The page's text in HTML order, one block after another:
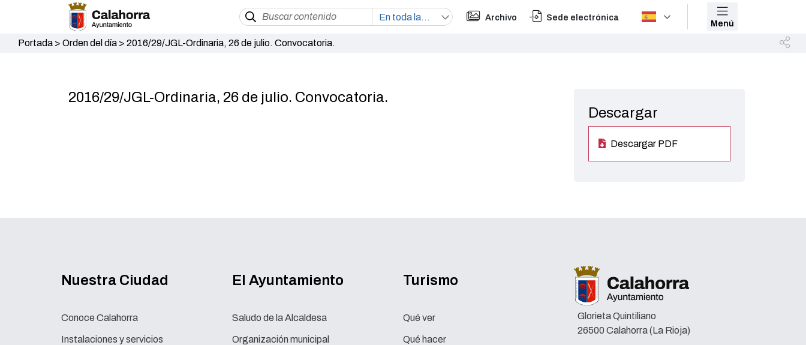
Archivo Sede electrónica
Menú
Portada> Orden del día> 2016/29/JGL-Ordinaria, 26 de julio. Convocatoria.
2016/29/JGL-Ordinaria, 26 de julio. Convocatoria.
Descargar
Descargar PDF
Nuestra Ciudad
Conoce Calahorra
Instalaciones y servicios
El Ayuntamiento
Saludo de la Alcaldesa
Organización municipal
Turismo
Qué ver
Qué hacer
Glorieta Quintiliano
26500 Calahorra (La Rioja)